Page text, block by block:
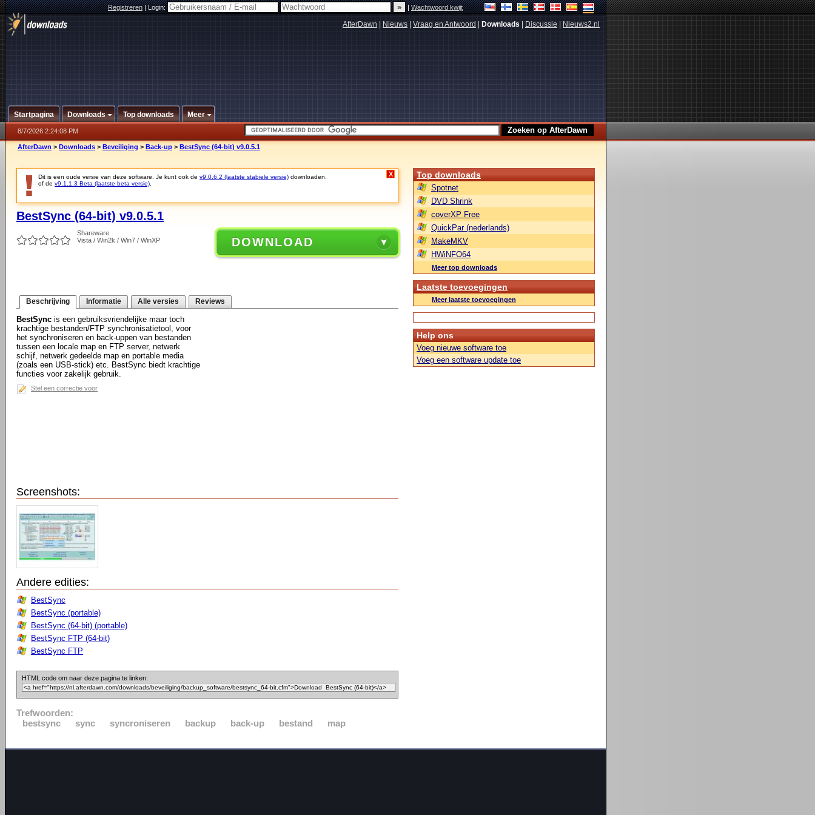
Registreren|Login: |Wachtwoord kwijt
AfterDawn Nieuws Vraag en Antwoord Downloads Discussie Nieuws2.nl
Startpagina Downloads Top downloads Meer
8/7/2026 2:24:08 PM
AfterDawn > Downloads > Beveiliging > Back-up > BestSync (64-bit) v9.0.5.1
Dit is een oude versie van deze software. Je kunt ook de v9.0.6.2 (laatste stabiele versie) downloaden.
of de v9.1.1.3 Beta (laatste beta versie)
X
BestSync (64-bit) v9.0.5.1
Shareware
Vista / Win2k / Win7 / WinXP
DOWNLOAD
Beschrijving Informatie Alle versies Reviews
BestSync is een gebruiksvriendelijke maar toch
krachtige bestanden/FTP synchronisatietool, voor
het synchroniseren en back-uppen van bestanden
tussen een locale map en FTP server, netwerk
schijf, netwerk gedeelde map en portable media
(zoals een USB-stick) etc. BestSync biedt krachtige
functies voor zakelijk gebruik.
Stel een correctie voor
Screenshots:
Andere edities:
BestSync
BestSync (portable)
BestSync (64-bit) (portable)
BestSync FTP (64-bit)
BestSync FTP
HTML code om naar deze pagina te linken:
Trefwoorden:
bestsync
sync syncroniseren backup back-up bestand map
Top downloads
Spotnet
DVD Shrink
coverXP Free
QuickPar (nederlands)
MakeMKV
HWiNFO64
Meer top downloads
Laatste toevoegingen
Meer laatste toevoegingen
Help ons
Voeg nieuwe software toe
Voeg een software update toe